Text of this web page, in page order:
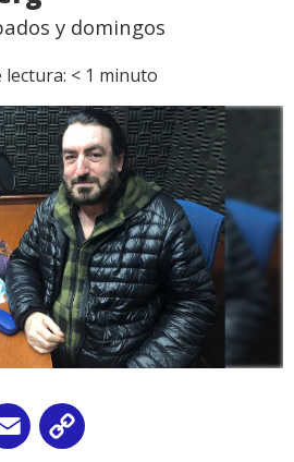
y domingos
lectura: < 1 minuto
Email